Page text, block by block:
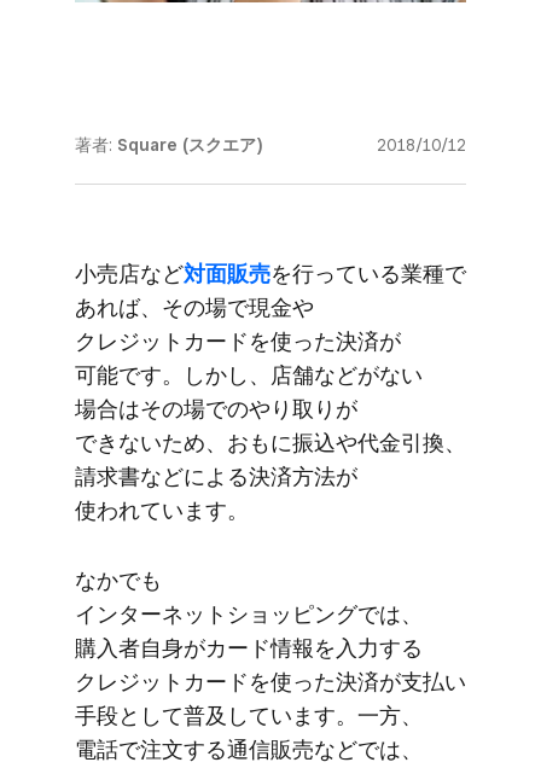
著者: Square (スクエア) 2018/10/12
小売店など​対面販売を​行っている​業種で​
あれば、​その場で​現金や​
クレジットカードを​使った​決済が​
可能です。​しかし、​店舗などが​ない​
場合は​その場での​やり​取りが​
できないため、​おもに​振込や​代金引換、​
請求書などに​よる​決済方​法が​
使われています。
なかでも​
インターネットショッピングでは、​
購入者自身が​カード情報を​入力する​
クレジットカードを​使った​決済が​支払い​
手段と​して​普及しています。​一方、​
電話で​注文する​通信販売などでは、​